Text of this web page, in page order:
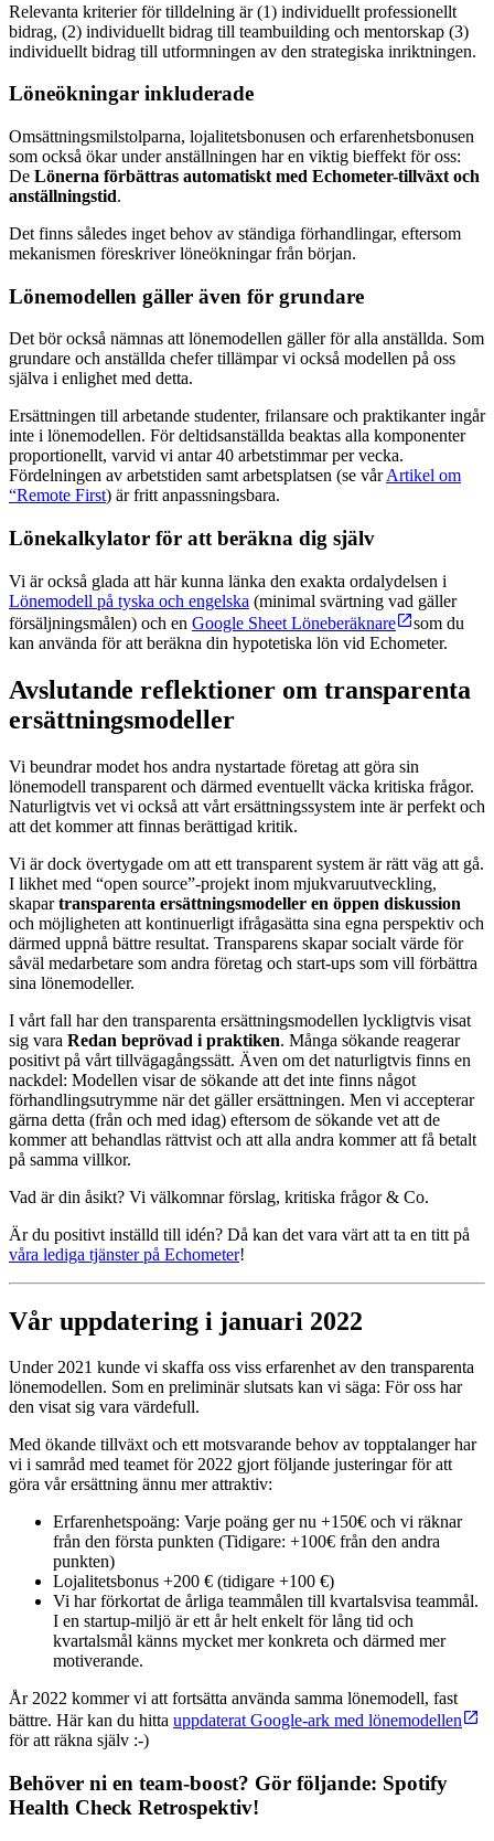
Relevanta kriterier för tilldelning är (1) individuellt professionellt
bidrag, (2) individuellt bidrag till teambuilding och mentorskap (3)
individuellt bidrag till utformningen av den strategiska inriktningen.
Löneökningar inkluderade
Omsättningsmilstolparna, lojalitetsbonusen och erfarenhetsbonusen
som också ökar under anställningen har en viktig bieffekt för oss:
De Lönerna förbättras automatiskt med Echometer-tillväxt och
anställningstid.
Det finns således inget behov av ständiga förhandlingar, eftersom
mekanismen föreskriver löneökningar från början.
Lönemodellen gäller även för grundare
Det bör också nämnas att lönemodellen gäller för alla anställda. Som
grundare och anställda chefer tillämpar vi också modellen på oss
själva i enlighet med detta.
Ersättningen till arbetande studenter, frilansare och praktikanter ingår
inte i lönemodellen. För deltidsanställda beaktas alla komponenter
proportionellt, varvid vi antar 40 arbetstimmar per vecka.
Fördelningen av arbetstiden samt arbetsplatsen (se vårArtikel om
“Remote First) är fritt anpassningsbara.
Lönekalkylator för att beräkna dig själv
Vi är också glada att här kunna länka den exakta ordalydelsen i
Lönemodell på tyska och engelska (minimal svärtning vad gäller
försäljningsmålen) och en Google Sheet Löneberäknare
som du
kan använda för att beräkna din hypotetiska lön vid Echometer.
Avslutande reflektioner om transparenta
ersättningsmodeller
Vi beundrar modet hos andra nystartade företag att göra sin
lönemodell transparent och därmed eventuellt väcka kritiska frågor.
Naturligtvis vet vi också att vårt ersättningssystem inte är perfekt och
att det kommer att finnas berättigad kritik.
Vi är dock övertygade om att ett transparent system är rätt väg att gå.
I likhet med “open source”-projekt inom mjukvaruutveckling,
skapartransparenta ersättningsmodeller en öppen diskussion
och möjligheten att kontinuerligt ifrågasätta sina egna perspektiv och
därmed uppnå bättre resultat. Transparens skapar socialt värde för
såväl medarbetare som andra företag och start-ups som vill förbättra
sina lönemodeller.
I vårt fall har den transparenta ersättningsmodellen lyckligtvis visat
sig vara Redan beprövad i praktiken. Många sökande reagerar
positivt på vårt tillvägagångssätt. Även om det naturligtvis finns en
nackdel: Modellen visar de sökande att det inte finns något
förhandlingsutrymme när det gäller ersättningen. Men vi accepterar
gärna detta (från och med idag) eftersom de sökande vet att de
kommer att behandlas rättvist och att alla andra kommer att få betalt
på samma villkor.
Vad är din åsikt? Vi välkomnar förslag, kritiska frågor & Co.
Är du positivt inställd till idén? Då kan det vara värt att ta en titt på
våra lediga tjänster på Echometer!
Vår uppdatering i januari 2022
Under 2021 kunde vi skaffa oss viss erfarenhet av den transparenta
lönemodellen. Som en preliminär slutsats kan vi säga: För oss har
den visat sig vara värdefull.
Med ökande tillväxt och ett motsvarande behov av topptalanger har
vi i samråd med teamet för 2022 gjort följande justeringar för att
göra vår ersättning ännu mer attraktiv:
Erfarenhetspoäng: Varje poäng ger nu +150€ och vi räknar
från den första punkten (Tidigare: +100€ från den andra
punkten)
Lojalitetsbonus +200 € (tidigare +100 €)
Vi har förkortat de årliga teammålen till kvartalsvisa teammål.
I en startup-miljö är ett år helt enkelt för lång tid och
kvartalsmål känns mycket mer konkreta och därmed mer
motiverande.
År 2022 kommer vi att fortsätta använda samma lönemodell, fast
bättre. Här kan du hitta uppdaterat Google-ark med lönemodellen
för att räkna själv :-)
Behöver ni en team-boost? Gör följande: Spotify
Health Check Retrospektiv!